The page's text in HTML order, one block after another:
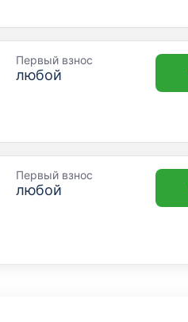
Первый взнос
любой
Первый взнос
любой